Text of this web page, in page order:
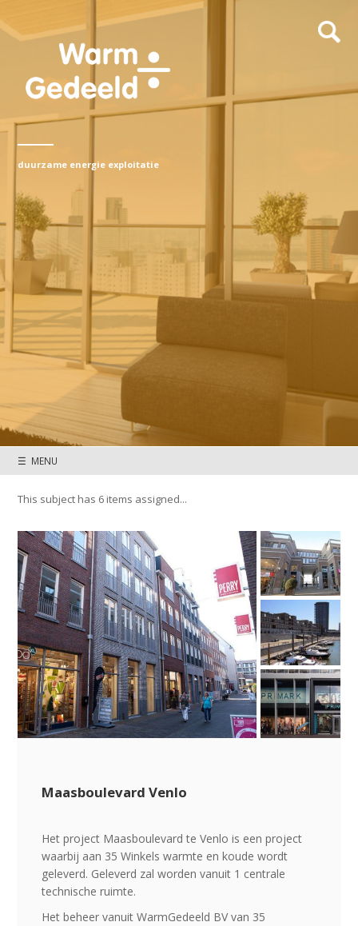
duurzame energie exploitatie
☰ MENU
This subject has 6 items assigned...
Maasboulevard Venlo
Het project Maasboulevard te Venlo is een project
waarbij aan 35 Winkels warmte en koude wordt
geleverd. Geleverd zal worden vanuit 1 centrale
technische ruimte.
Het beheer vanuit WarmGedeeld BV van 35